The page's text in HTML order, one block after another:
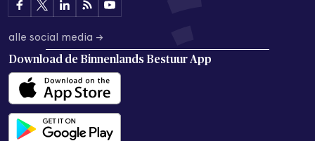
alle social media →
Download de Binnenlands Bestuur App